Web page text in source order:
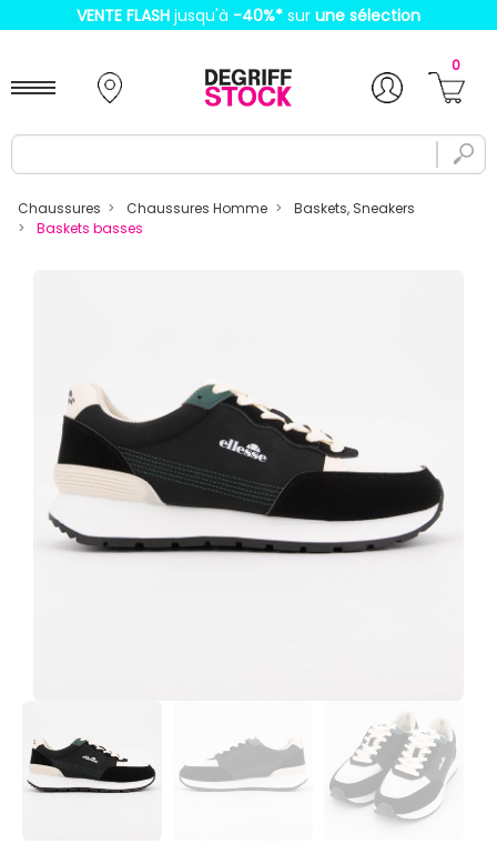
VENTE FLASH jusqu'à -40%* sur une sélection
0
Chaussures Chaussures Homme
Baskets, Sneakers
Baskets basses